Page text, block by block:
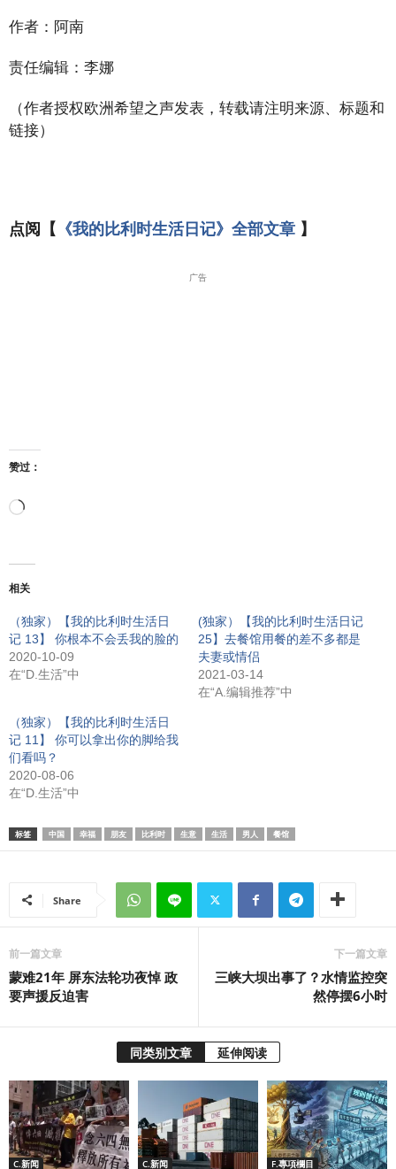
作者：阿南
责任编辑：李娜
（作者授权欧洲希望之声发表，转载请注明来源、标题和
链接）
点阅【 《我的比利时生活日记》全部文章 】
广告
赞过：
正
加
载…
相关
（独家）【我的比利时生活日
记 13】 你根本不会丢我的脸的
2020-10-09
在“D.生活”中
(独家）【我的比利时生活日记
25】去餐馆用餐的差不多都是
夫妻或情侣
2021-03-14
在“A.编辑推荐”中
（独家）【我的比利时生活日
记 11】 你可以拿出你的脚给我
们看吗？
2020-08-06
在“D.生活”中
标签 中国 幸福 朋友 比利时 生意 生活 男人 餐馆
Share
前一篇文章
蒙难21年 屏东法轮功夜悼 政
要声援反迫害
下一篇文章
三峡大坝出事了？水情监控突
然停摆6小时
同类别文章 延伸阅读
C.新闻 C.新闻 F.專項欄目